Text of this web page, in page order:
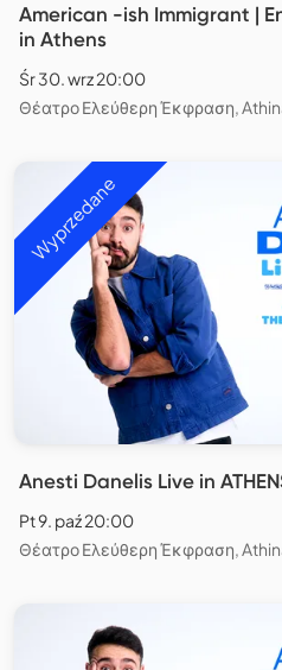
American -ish Immigrant |
in Athens
Śr 30. wrz 20:00
Θέατρο Ελεύθερη Έκφραση,
Wyprzedane
Anesti Danelis Live in
Pt 9. paź 20:00
Θέατρο Ελεύθερη Έκφραση,